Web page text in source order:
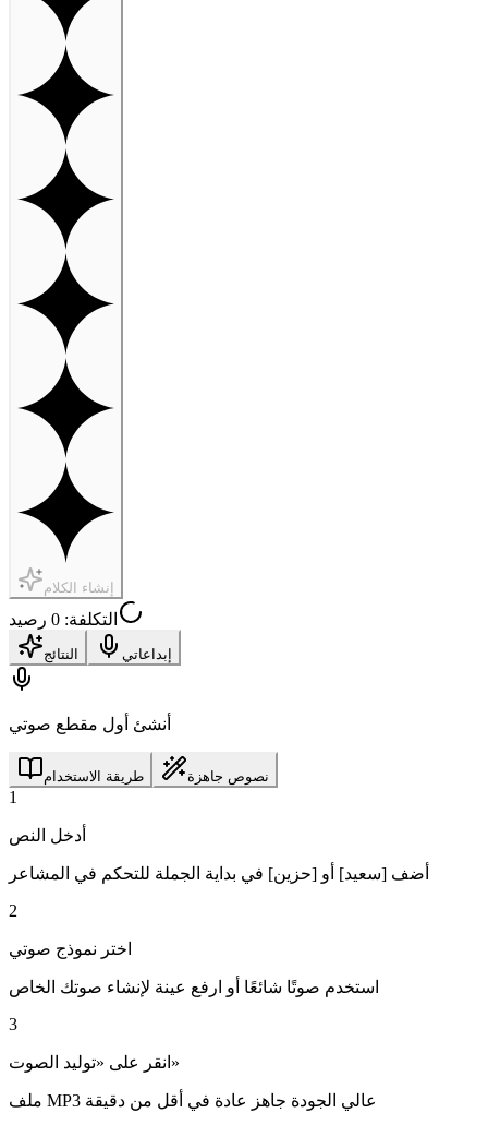
إنشاء الكلام
التكلفة: 0 رصيد
النتائج إبداعاتي
أنشئ أول مقطع صوتي
طريقة الاستخدام نصوص جاهزة
1
أدخل النص
أضف [سعيد] أو [حزين] في بداية الجملة للتحكم في المشاعر
2
اختر نموذج صوتي
استخدم صوتًا شائعًا أو ارفع عينة لإنشاء صوتك الخاص
3
انقر على «توليد الصوت»
ملف MP3 عالي الجودة جاهز عادة في أقل من دقيقة